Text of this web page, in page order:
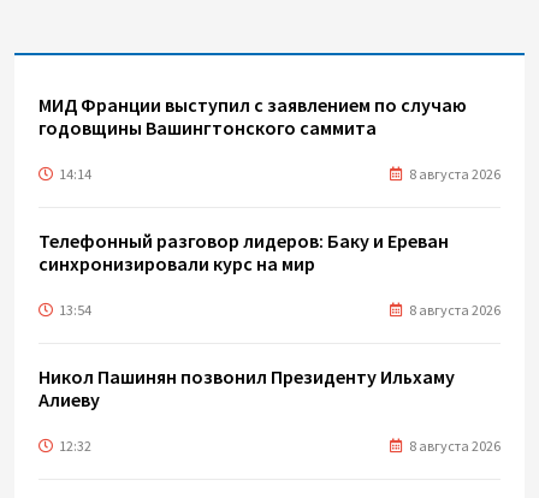
МИД Франции выступил с заявлением по случаю
годовщины Вашингтонского саммита
14:14 8 августа 2026
Телефонный разговор лидеров: Баку и Ереван
синхронизировали курс на мир
13:54 8 августа 2026
Никол Пашинян позвонил Президенту Ильхаму
Алиеву
12:32 8 августа 2026